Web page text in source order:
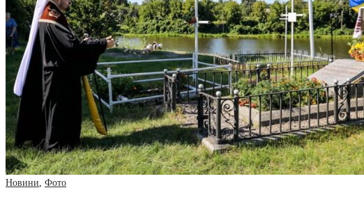
Новини, Фото